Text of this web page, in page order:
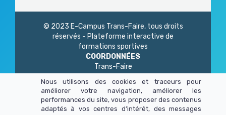
© 2023 E-Campus Trans-Faire, tous droits
réservés - Plateforme interactive de
formations sportives
COORDONNÉES
Trans-Faire
75 020 Paris
01 45 23 83 87
Du lundi au vendredi
Nous utilisons des cookies et traceurs pour
améliorer votre navigation, améliorer les
performances du site, vous proposer des contenus
adaptés à vos centres d’intérêt, des messages